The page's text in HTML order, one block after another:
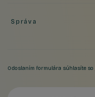
Správa
Odoslaním formulára súhlasíte so